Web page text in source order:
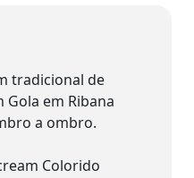
tradicional de
em Ribana
a ombro.
Colorido